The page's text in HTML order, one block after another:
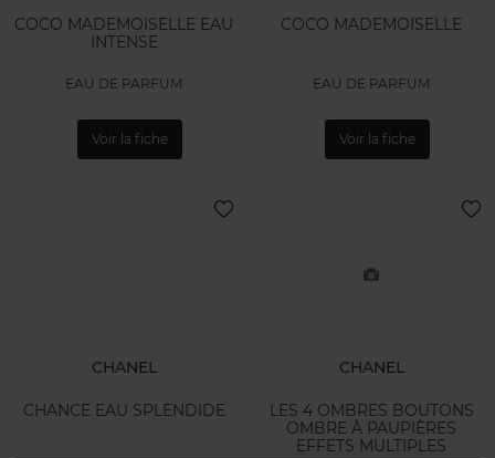
COCO MADEMOISELLE EAU
INTENSE
EAU DE PARFUM
Voir la fiche
COCO MADEMOISELLE
EAU DE PARFUM
Voir la fiche
CHANEL
CHANCE EAU SPLENDIDE
CHANEL
LES 4 OMBRES BOUTONS
OMBRE À PAUPIÈRES
EFFETS MULTIPLES